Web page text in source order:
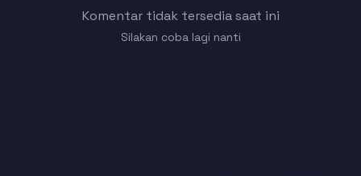
Komentar tidak tersedia saat ini
Silakan coba lagi nanti